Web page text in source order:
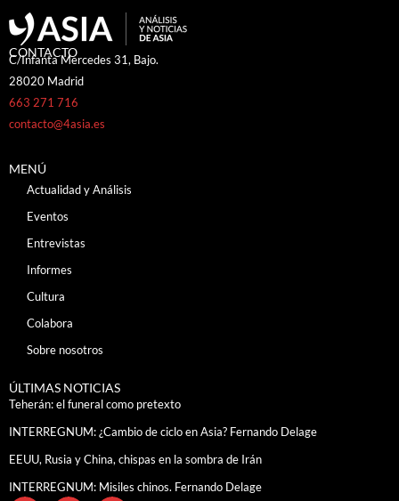
CONTACTO
C/Infanta Mercedes 31, Bajo.
28020 Madrid
663 271 716
contacto@4asia.es
MENÚ
Actualidad y Análisis
Eventos
Entrevistas
Informes
Cultura
Colabora
Sobre nosotros
ÚLTIMAS NOTICIAS
Teherán: el funeral como pretexto
INTERREGNUM: ¿Cambio de ciclo en Asia? Fernando Delage
EEUU, Rusia y China, chispas en la sombra de Irán
INTERREGNUM: Misiles chinos. Fernando Delage